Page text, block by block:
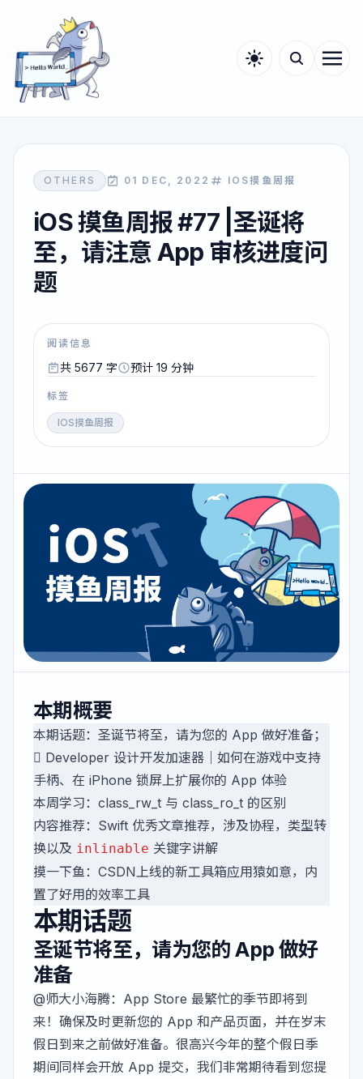
OTHERS 01 DEC, 2022 IOS摸鱼周报
iOS 摸鱼周报 #77 |圣诞将
至，请注意 App 审核进度问
题
阅读信息
共 5677 字 预计 19 分钟
标签
IOS摸鱼周报
本期概要
本期话题：圣诞节将至，请为您的 App 做好准备；
 Developer 设计开发加速器｜如何在游戏中支持
手柄、在 iPhone 锁屏上扩展你的 App 体验
本周学习：class_rw_t 与 class_ro_t 的区别
内容推荐：Swift 优秀文章推荐，涉及协程，类型转
换以及 inlinable 关键字讲解
摸一下鱼：CSDN上线的新工具箱应用猿如意，内
置了好用的效率工具
本期话题
圣诞节将至，请为您的 App 做好
准备
@师大小海腾：App Store 最繁忙的季节即将到
来！确保及时更新您的 App 和产品页面，并在岁末
假日到来之前做好准备。很高兴今年的整个假日季
期间同样会开放 App 提交，我们非常期待看到您提